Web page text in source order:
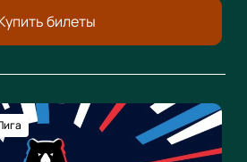
билеты